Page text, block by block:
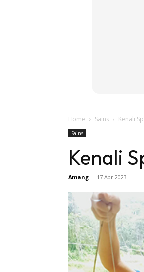
Home Sains Kenali
Sains
Kenali
Amang - 17 Apr 2023